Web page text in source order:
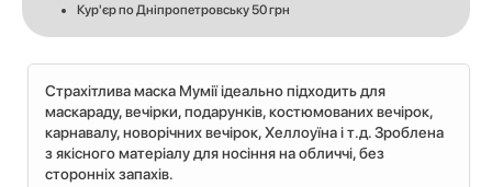
Кур'єр по Дніпропетровську 50 грн
Страхітлива маска Мумії ідеально підходить для
маскараду, вечірки, подарунків, костюмованих вечірок,
карнавалу, новорічних вечірок, Хеллоуїна і т.д. Зроблена
з якісного матеріалу для носіння на обличчі, без
сторонніх запахів.